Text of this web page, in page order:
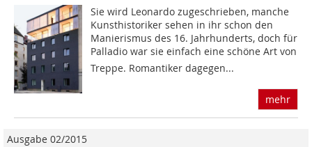
Sie wird Leonardo zugeschrieben, manche
Kunsthistoriker sehen in ihr schon den
Manierismus des 16. Jahrhunderts, doch für
Palladio war sie einfach eine schöne Art von
Treppe. Romantiker dagegen...
mehr
Ausgabe 02/2015